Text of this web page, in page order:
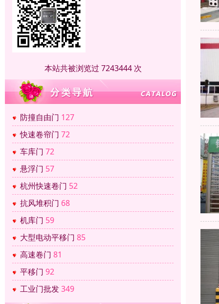
本站共被浏览过 7243444 次
防撞自由门 127
快速卷帘门 72
车库门 72
悬浮门 57
杭州快速卷门 52
抗风堆积门 68
机库门 59
大型电动平移门 85
高速卷门 81
平移门 92
工业门批发349